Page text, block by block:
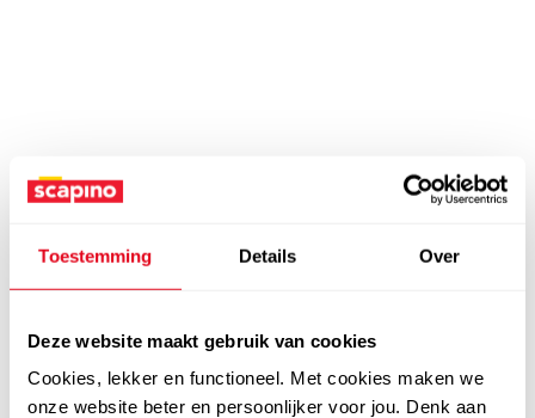
Toestemming Details Over
Deze website maakt gebruik van cookies
Cookies, lekker en functioneel. Met cookies maken we
onze website beter en persoonlijker voor jou. Denk aan